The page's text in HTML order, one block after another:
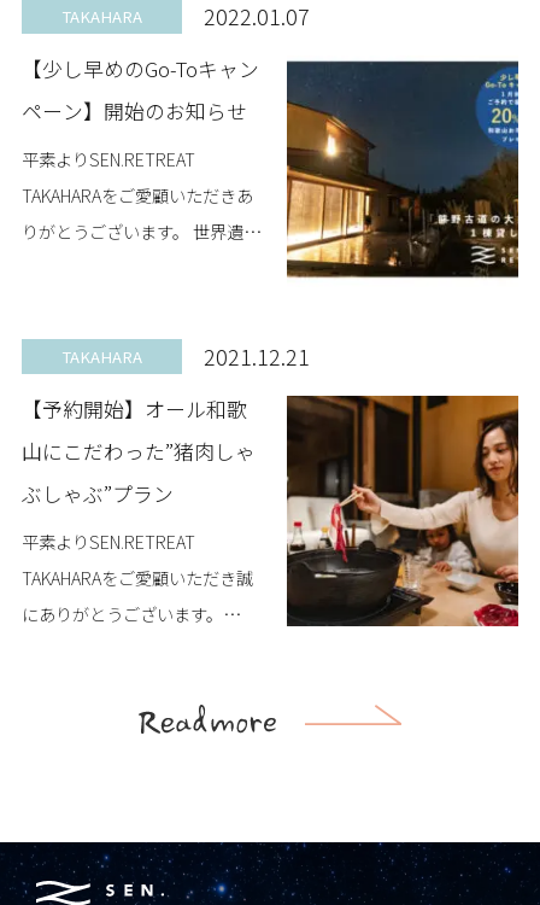
古道 青春女子旅プラン」の販...
TAKAHARA 2022.01.07
【少し早めのGo-Toキャン
ペーン】開始のお知らせ
平素よりSEN.RETREAT
TAKAHARAをご愛顧いただきあ
りがとうございます。 世界遺産
体験を応援したく、1月中のご
予約（宿泊日...
TAKAHARA 2021.12.21
【予約開始】オール和歌
山にこだわった”猪肉しゃ
ぶしゃぶ”プラン
平素よりSEN.RETREAT
TAKAHARAをご愛顧いただき誠
にありがとうございます。
ぶ”プラン」のご...